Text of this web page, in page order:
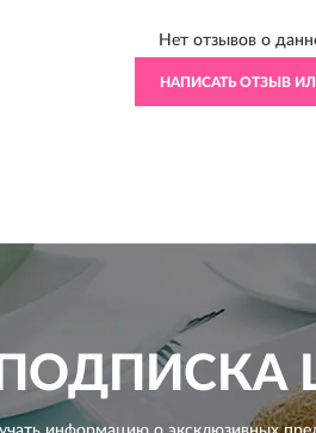
Нет отзывов о
НАПИСАТЬ ОТЗЫВ
ПОДПИСКА